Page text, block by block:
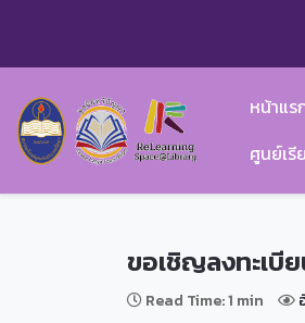
หน้าแร
ศูนย์เรี
ขอเชิญลงทะเบี
Read Time: 1 min